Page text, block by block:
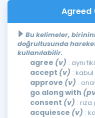
Agreed
Bu kelimeler,
doğrultusunda
kullanılabilir.
agree (v) : aynı
accept (v) :
approve (v) :
go along with
consent (v) :
acquiesce (v) :